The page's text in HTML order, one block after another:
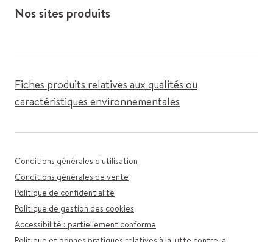
Nos sites produits
Fiches produits relatives aux qualités ou
caractéristiques environnementales
Conditions générales d'utilisation
Conditions générales de vente
Politique de confidentialité
Politique de gestion des cookies
Accessibilité : partiellement conforme